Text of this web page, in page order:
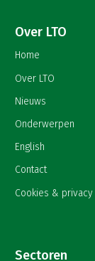
Over LTO
Home
Over LTO
Nieuws
Onderwerpen
English
Contact
Cookies & privacy
Sectoren